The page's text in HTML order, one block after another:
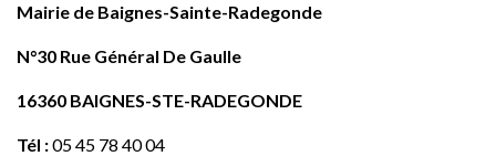
Mairie de Baignes-Sainte-Radegonde
N°30 Rue Général De Gaulle
16360 BAIGNES-STE-RADEGONDE
Tél :05 45 78 40 04